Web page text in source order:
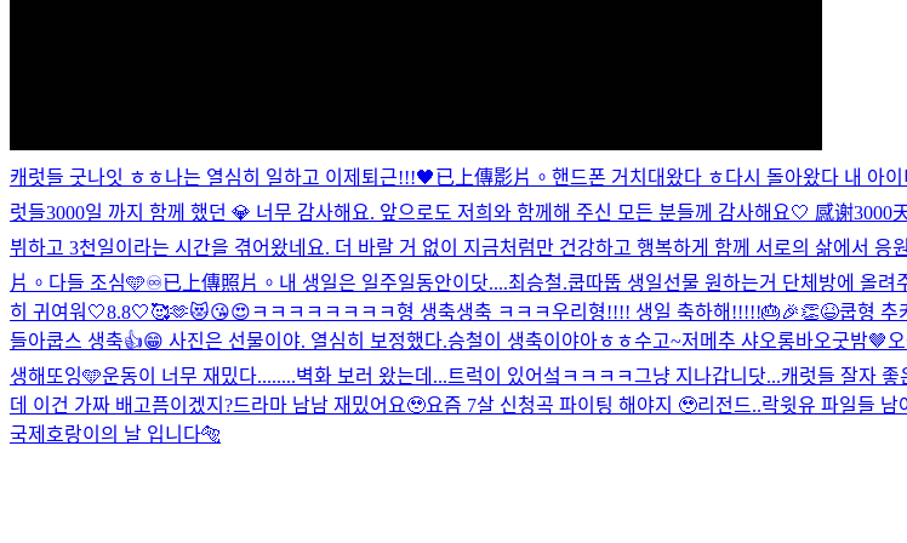
캐럿들 굿나잇 ㅎㅎ나는 열심히 일하고 이제퇴근!!!🖤已上傳影片。 핸드폰 거치대왔다 ㅎ다시 돌아왔다 내 아이
럿들3000일 까지 함께 했던 💎 너무 감사해요. 앞으로도 저희와 함께해 주신 모든 분들께 감사해요🤍 感谢
뷔하고 3천일이라는 시간을 겪어왔네요. 더 바랄 거 없이 지금처럼만 건강하고 행복하게 함께 서로의 삶에서 응
片。 다들 조심🩵♾️已上傳照片。 내 생일은 일주일동안이닷....최승철.쿱따뚭 생일선물 원하는거 단체방에 올려
히 귀여워 🤍8.8🤍🥰🫶😻😘😍ㅋㅋㅋㅋㅋㅋㅋㅋ형 생축생축 ㅋㅋㅋ우리형!!!! 생일 축하해!!!!!🎂🎉👏😆쿱형 추
들아쿱스 생축👍😁 사진은 선물이야. 열심히 보정했다.승철이 생축이야아ㅎㅎ수고~저메추 샤오롱바오굿밤🤎
생해또잉🩵운동이 너무 재밌다........벽화 보러 왔는데...트럭이 있어섴ㅋㅋㅋㅋ그냥 지나갑니닷...캐럿들 잘자 좋
데 이건 가짜 배고픔이겠지?드라마 남남 재밌어요🥹요즘 7살 신청곡 파이팅 해야지 🥹리전드..락윗유 파일들
국제호랑이의 날 입니다🐅